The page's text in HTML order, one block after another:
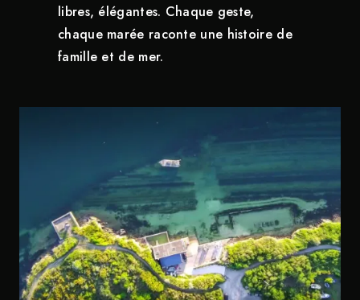
libres, élégantes. Chaque geste,
chaque marée raconte une histoire de
famille et de mer.